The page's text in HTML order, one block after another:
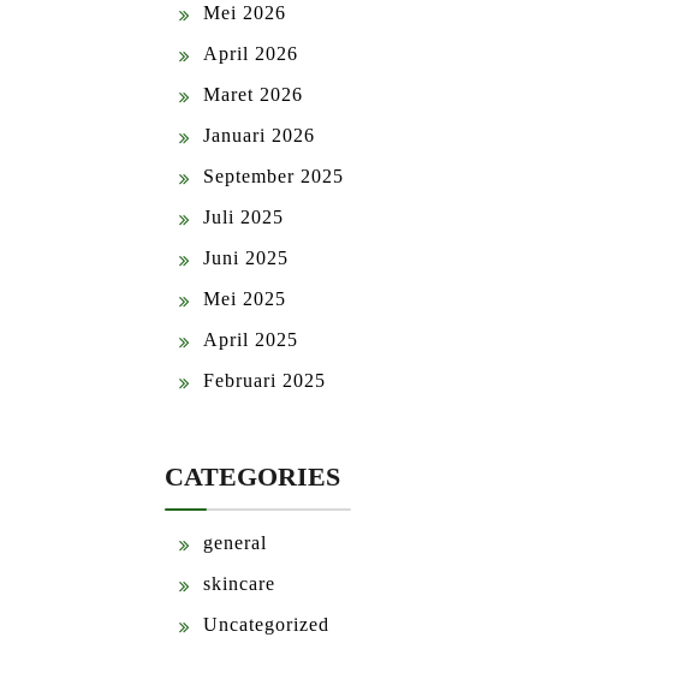
Mei 2026
April 2026
Maret 2026
Januari 2026
September 2025
Juli 2025
Juni 2025
Mei 2025
April 2025
Februari 2025
CATEGORIES
general
skincare
Uncategorized